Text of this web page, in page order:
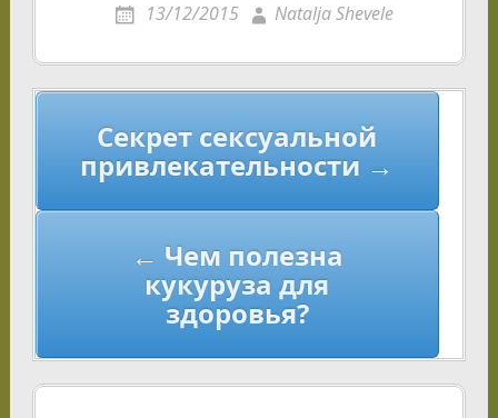
13/12/2015 Natalja Shevele
Навигация
записям
Секрет сексуальной
привлекательности →
← Чем полезна
кукуруза для
здоровья?